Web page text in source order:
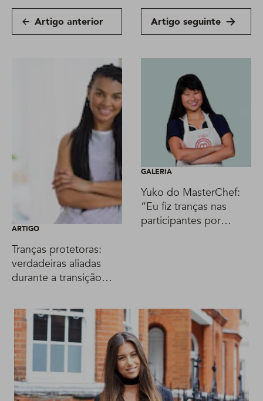
Artigo anterior Artigo seguinte
ARTIGO
Tranças protetoras:
verdadeiras aliadas
durante a transição
GALERIA
Yuko do MasterChef:
“Eu fiz tranças nas
participantes por